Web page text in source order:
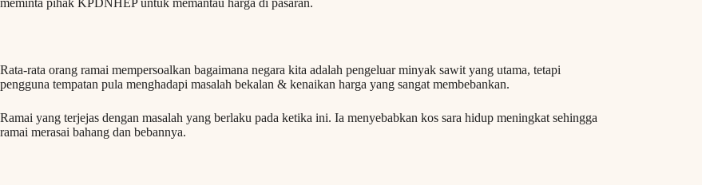
meminta pihak KPDNHEP untuk memantau harga di pasaran.
Rata-rata orang ramai mempersoalkan bagaimana negara kita adalah pengeluar minyak sawit yang utama, tetapi
pengguna tempatan pula menghadapi masalah bekalan & kenaikan harga yang sangat membebankan.
Ramai yang terjejas dengan masalah yang berlaku pada ketika ini. Ia menyebabkan kos sara hidup meningkat sehingga
ramai merasai bahang dan bebannya.